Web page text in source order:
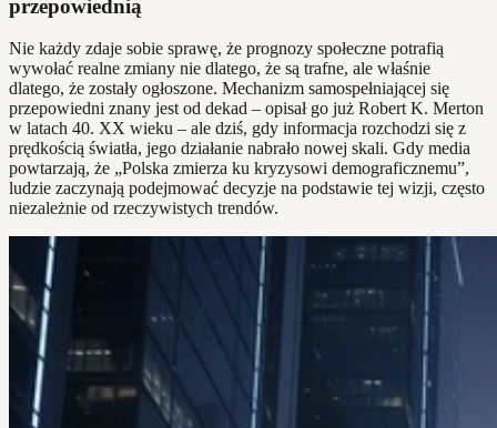
przepowiednią
Nie każdy zdaje sobie sprawę, że prognozy społeczne potrafią
wywołać realne zmiany nie dlatego, że są trafne, ale właśnie
dlatego, że zostały ogłoszone. Mechanizm samospełniającej się
przepowiedni znany jest od dekad – opisał go już Robert K. Merton
w latach 40. XX wieku – ale dziś, gdy informacja rozchodzi się z
prędkością światła, jego działanie nabrało nowej skali. Gdy media
powtarzają, że „Polska zmierza ku kryzysowi demograficznemu”,
ludzie zaczynają podejmować decyzje na podstawie tej wizji, często
niezależnie od rzeczywistych trendów.